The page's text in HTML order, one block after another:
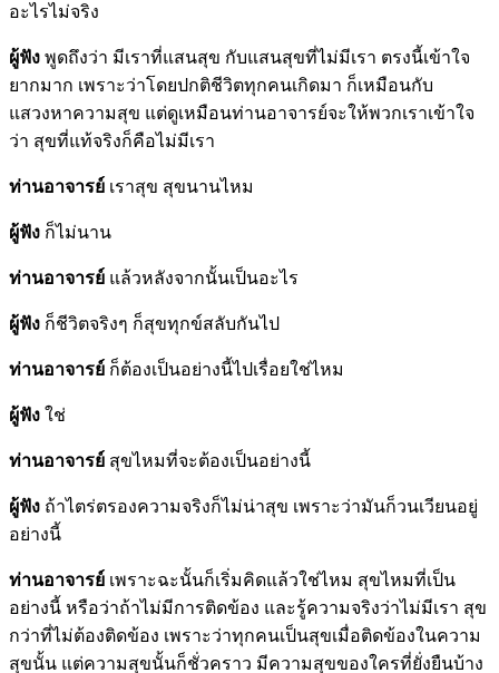
อะไรไม่จริง
ผู้ฟัง พูดถึงว่า มีเราที่แสนสุข กับแสนสุขที่ไม่มีเรา ตรงนี้เข้าใจ
ยากมาก เพราะว่าโดยปกติชีวิตทุกคนเกิดมา ก็เหมือนกับ
แสวงหาความสุข แต่ดูเหมือนท่านอาจารย์จะให้พวกเราเข้าใจ
ว่า สุขที่แท้จริงก็คือไม่มีเรา
ท่านอาจารย์ เราสุข สุขนานไหม
ผู้ฟัง ก็ไม่นาน
ท่านอาจารย์ แล้วหลังจากนั้นเป็นอะไร
ผู้ฟัง ก็ชีวิตจริงๆ ก็สุขทุกข์สลับกันไป
ท่านอาจารย์ ก็ต้องเป็นอย่างนี้ไปเรื่อยใช่ไหม
ผู้ฟัง ใช่
ท่านอาจารย์ สุขไหมที่จะต้องเป็นอย่างนี้
ผู้ฟัง ถ้าไตร่ตรองความจริงก็ไม่น่าสุข เพราะว่ามันก็วนเวียนอยู่
อย่างนี้
ท่านอาจารย์ เพราะฉะนั้นก็เริ่มคิดแล้วใช่ไหม สุขไหมที่เป็น
อย่างนี้ หรือว่าถ้าไม่มีการติดข้อง และรู้ความจริงว่าไม่มีเรา สุข
กว่าที่ไม่ต้องติดข้อง เพราะว่าทุกคนเป็นสุขเมื่อติดข้องในความ
สุขนั้น แต่ความสุขนั้นก็ชั่วคราว มีความสุขของใครที่ยั่งยืนบ้าง